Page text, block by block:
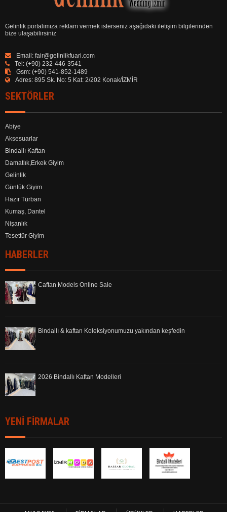
KAHRAMANMARAŞ
KARABÜK
KASTAMONU
KAYSERİ
KIRŞEHİR
KOCAELİ
KÜTAHYA
MALATYA
MANİSA
ORDU
RİZE
SAMSUN
SİNOP
ŞANLIURFA
TEKİRDAĞ
TRABZON
UŞAK
YALOVA
ZONGULDAK
Gelinlik portalımıza reklam vermek isterseniz aşağıdaki iletişim bilgilerinden
bize ulaşabilirsiniz
Email: fair@gelinlikfuari.com
Tel: (+90) 232-446-3541
Gsm: (+90) 541-852-1489
Adres: 895 Sk. No: 5 Kat: 2/202 Konak/İZMİR
SEKTÖRLER
Abiye
Aksesuarlar
Bindallı Kaftan
Damatlık,Erkek Giyim
Gelinlik
Günlük Giyim
Hazır Türban
Kumaş, Dantel
Nişanlık
Tesettür Giyim
HABERLER
Caftan Models Online Sale
Bindallı & kaftan Koleksiyonumuzu yakından keşfedin
2026 Bindallı Kaftan Modelleri
YENİ FİRMALAR